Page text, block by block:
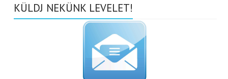
KÜLDJ NEKÜNK LEVELET!